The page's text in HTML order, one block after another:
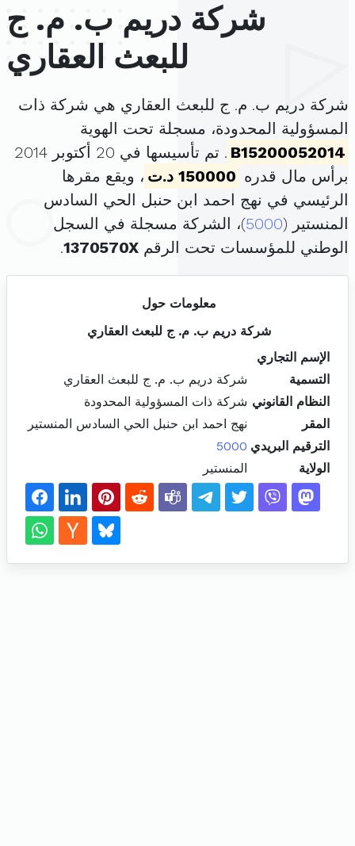
شركة دريم ب. م. ج
للبعث العقاري
شركة دريم ب. م. ج للبعث العقاري هي شركة ذات
المسؤولية المحدودة، مسجلة تحت الهوية
B15200052014
. تم تأسيسها في 20 أكتوبر 2014
برأس مال قدره 150000 د.ت
، ويقع مقرها
الرئيسي في نهج احمد ابن حنبل الحي السادس
المنستير (5000)، الشركة مسجلة في السجل
الوطني للمؤسسات تحت الرقم 1370570X
.
معلومات حول
شركة دريم ب. م. ج للبعث العقاري
الإسم التجاري
التسمية
شركة دريم ب. م. ج للبعث العقاري
النظام القانوني شركة ذات المسؤولية المحدودة
المقر
نهج احمد ابن حنبل الحي السادس المنستير
الترقيم البريدي 5000
الولاية
المنستير